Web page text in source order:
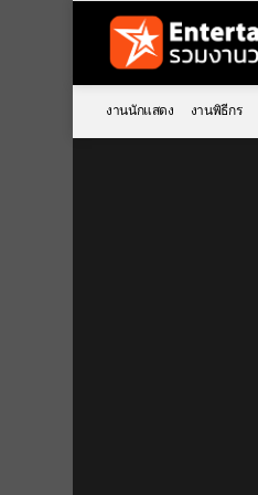
งานนักแสดง งานพิธีกร